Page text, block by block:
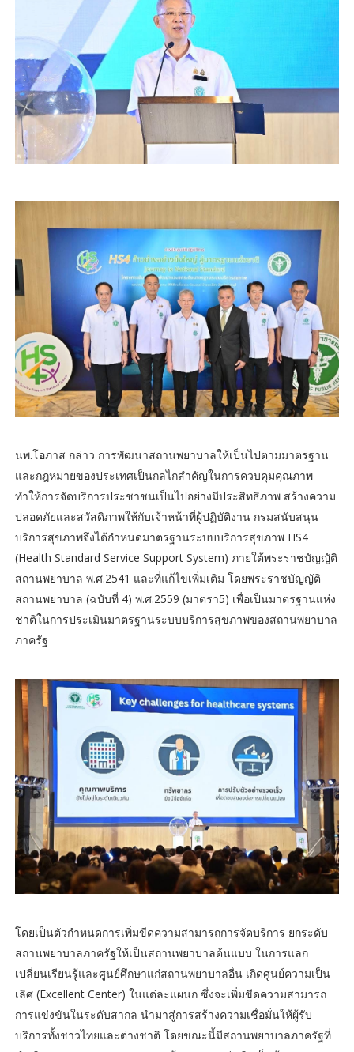
นพ.โอภาส กล่าว การพัฒนาสถานพยาบาลให้เป็นไปตามมาตรฐาน
และกฎหมายของประเทศเป็นกลไกสำคัญในการควบคุมคุณภาพ
ทำให้การจัดบริการประชาชนเป็นไปอย่างมีประสิทธิภาพ สร้างความ
ปลอดภัยและสวัสดิภาพให้กับเจ้าหน้าที่ผู้ปฏิบัติงาน กรมสนับสนุน
บริการสุขภาพจึงได้กำหนดมาตรฐานระบบบริการสุขภาพ HS4
(Health Standard Service Support System) ภายใต้พระราชบัญญัติ
สถานพยาบาล พ.ศ.2541 และที่แก้ไขเพิ่มเติม โดยพระราชบัญญัติ
สถานพยาบาล (ฉบับที่ 4) พ.ศ.2559 (มาตรา5) เพื่อเป็นมาตรฐานแห่ง
ชาติในการประเมินมาตรฐานระบบบริการสุขภาพของสถานพยาบาล
ภาครัฐ
โดยเป็นตัวกำหนดการเพิ่มขีดความสามารถการจัดบริการ ยกระดับ
สถานพยาบาลภาครัฐให้เป็นสถานพยาบาลต้นแบบ ในการแลก
เปลี่ยนเรียนรู้และศูนย์ศึกษาแก่สถานพยาบาลอื่น เกิดศูนย์ความเป็น
เลิศ (Excellent Center) ในแต่ละแผนก ซึ่งจะเพิ่มขีดความสามารถ
การแข่งขันในระดับสากล นำมาสู่การสร้างความเชื่อมั่นให้ผู้รับ
บริการทั้งชาวไทยและต่างชาติ โดยขณะนี้มีสถานพยาบาลภาครัฐที่